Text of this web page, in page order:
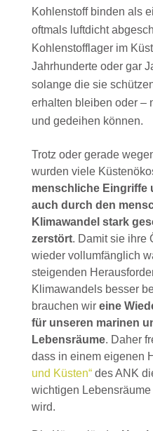
Kohlenstoff binden als
oftmals luftdicht
Kohlenstofflager im
Jahrhunderte oder gar
solange die sie
erhalten bleiben oder –
und gedeihen können.
Trotz oder gerade
wurden viele
menschliche Eingriffe
auch durch den
Klimawandel stark
zerstört. Damit sie ihre
wieder vollumfänglich
steigenden
Klimawandels besser
brauchen wir eine
für unseren marinen
Lebensräume. Daher
dass in einem eigenen
und Küsten“des ANK
wichtigen
wird.